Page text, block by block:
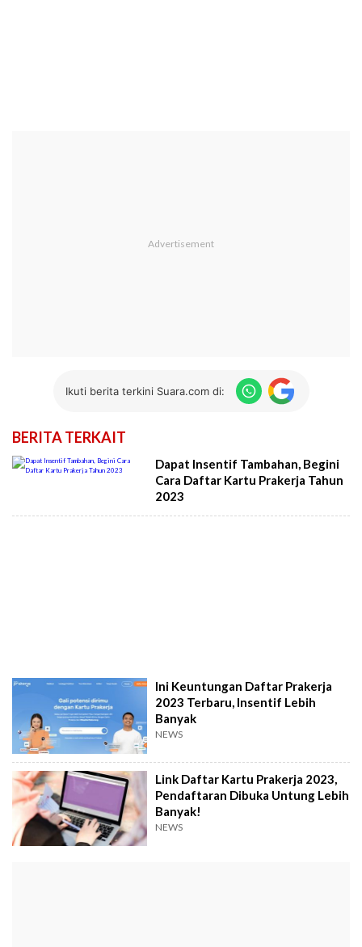
Ikuti berita terkini Suara.com di:
BERITA TERKAIT
Dapat Insentif Tambahan, Begini
Cara Daftar Kartu Prakerja Tahun
2023
Ini Keuntungan Daftar Prakerja
2023 Terbaru, Insentif Lebih
Banyak
NEWS
Link Daftar Kartu Prakerja 2023,
Pendaftaran Dibuka Untung Lebih
Banyak!
NEWS